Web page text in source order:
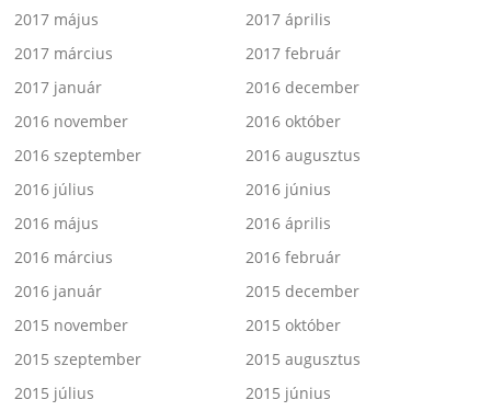
2017 május
2017 április
2017 március
2017 február
2017 január
2016 december
2016 november
2016 október
2016 szeptember
2016 augusztus
2016 július
2016 június
2016 május
2016 április
2016 március
2016 február
2016 január
2015 december
2015 november
2015 október
2015 szeptember
2015 augusztus
2015 július
2015 június